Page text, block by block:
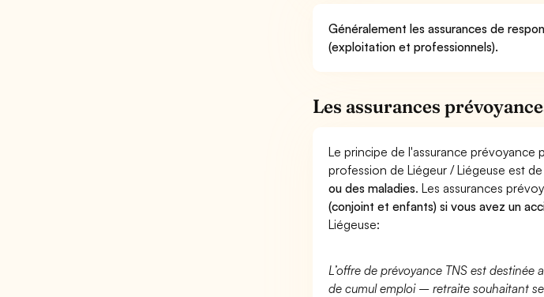
Généralement les assurances de
(exploitation et professionnels).
Les assurances
Le principe de l'assurance prévoyance
profession de Liégeur / Liégeuse est
ou des maladies. Les assurances
(conjoint et enfants) si vous avez un
Liégeuse:
L’offre de prévoyance TNS est
de cumul emploi – retraite souhaitant